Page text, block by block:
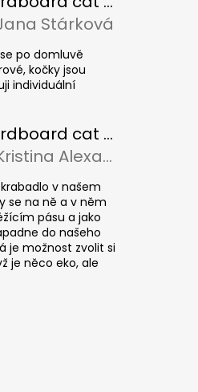
product rating is 5 out of 5 stars.
Stárková
po domluvě
kočky jsou
individuální
Cardboard cat scratcher CUBE Colour
product rating is 5 out of 5 stars.
Kristina Alexandrová
v našem
se na ně a v něm
pásu a jako
do našeho
je možnost zvolit si
je něco eko, ale